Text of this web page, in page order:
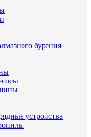
бурения
устройства